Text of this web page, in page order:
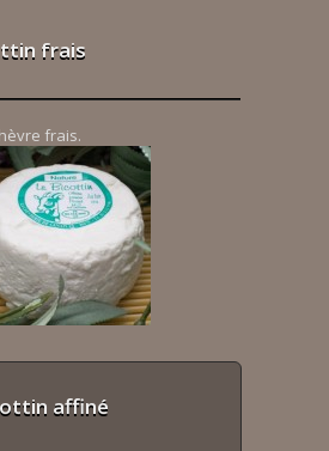
frais
frais.
affiné